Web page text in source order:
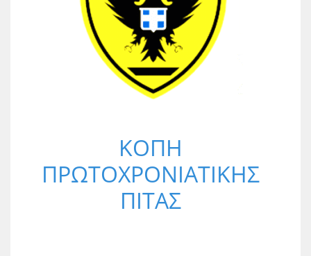
ΚΟΠΗ
ΠΡΩΤΟΧΡΟΝΙΑΤΙΚΗΣ
ΠΙΤΑΣ